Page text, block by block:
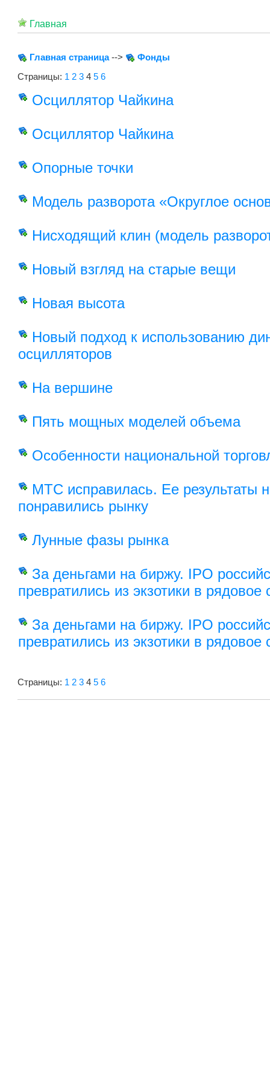
Главная
Главная страница-->
Фонды
Страницы: 1 2 3 45 6
Осциллятор Чайкина
Осциллятор Чайкина
Опорные точки
Модель разворота «Округлое
Нисходящий клин (модель
Новый взгляд на старые вещи
Новая высота
Новый подход к использованию
осцилляторов
На вершине
Пять мощных моделей объема
Особенности национальной
МТС исправилась. Ее результаты
понравились рынку
Лунные фазы рынка
За деньгами на биржу. IPO
превратились из экзотики в рядовое
За деньгами на биржу. IPO
превратились из экзотики в рядовое
Страницы: 1 2 3 45 6